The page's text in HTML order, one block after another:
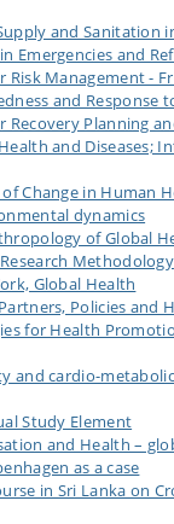
and Sanitation
Emergencies and
Risk Management -
and Response
Recovery Planning
Health and Diseases;
of Change in Human
dynamics
of Global
Methodology
Global Health
Policies and
for Health
and cardio-
Study Element
and Health –
as a case
in Sri Lanka on